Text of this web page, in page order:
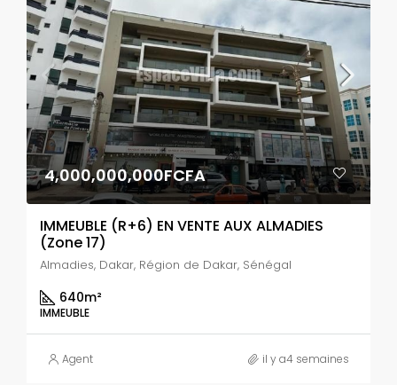
4,000,000,000FCFA
IMMEUBLE (R+6) EN VENTE AUX ALMADIES
(Zone 17)
Almadies, Dakar, Région de Dakar, Sénégal
640m²
IMMEUBLE
Agent il y a4 semaines